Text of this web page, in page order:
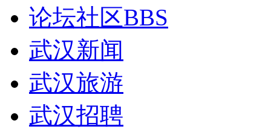
论坛社区BBS
武汉新闻
武汉旅游
武汉招聘